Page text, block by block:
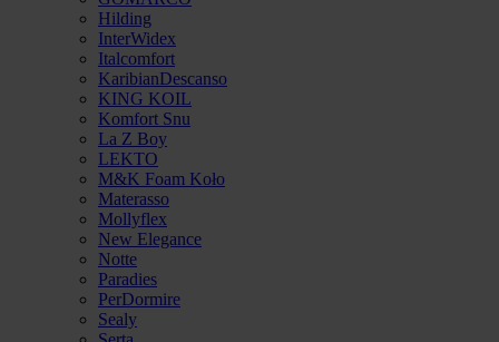
Hilding
InterWidex
Italcomfort
KaribianDescanso
KING KOIL
Komfort Snu
La Z Boy
LEKTO
M&K Foam Koło
Materasso
Mollyflex
New Elegance
Notte
Paradies
PerDormire
Sealy